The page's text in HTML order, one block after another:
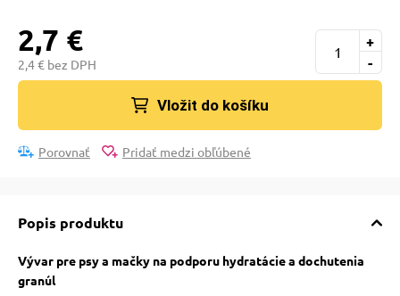
2,7 €
2,4 € bez DPH -
+
Vložit do košíku
Porovnať Pridať medzi obľúbené
Popis produktu
Vývar pre psy a mačky na podporu hydratácie a dochutenia
granúl